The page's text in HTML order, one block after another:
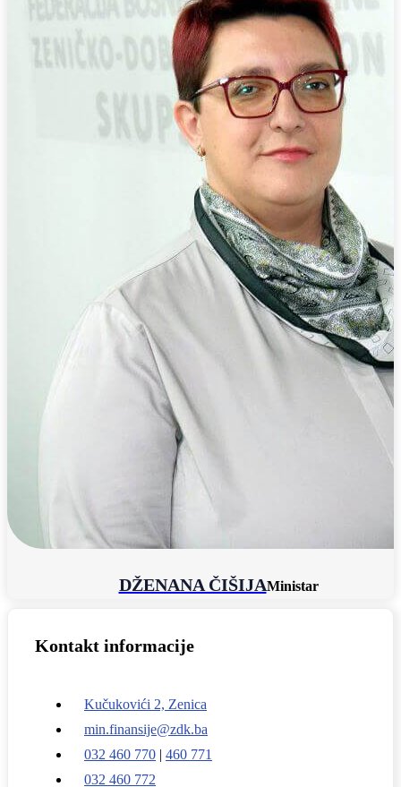
DŽENANA ČIŠIJAMinistar
Kontakt informacije
Kučukovići 2, Zenica
min.finansije@zdk.ba
032 460 770 | 460 771
032 460 772